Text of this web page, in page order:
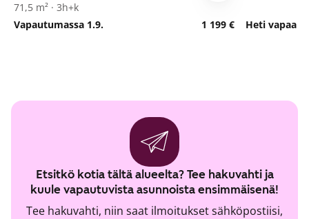
71,5 m² · 3h+k
Vapautumassa 1.9.
1 199 € Heti vapaa
Etsitkö kotia tältä alueelta? Tee hakuvahti ja
kuule vapautuvista asunnoista ensimmäisenä!
Tee hakuvahti, niin saat ilmoitukset sähköpostiisi,